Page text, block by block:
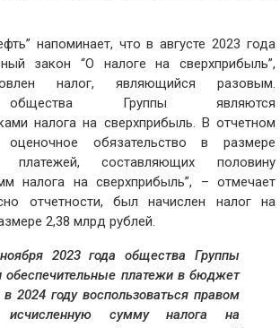
напоминает, что в августе 2023 года
закон “О налоге на сверхприбыль”,
налог, являющийся разовым.
общества Группы являются
налога на сверхприбыль. В отчетном
оценочное обязательство в размере
платежей, составляющих половину
налога на сверхприбыль”, – отмечает
отчетности, был начислен налог на
2,38 млрд рублей.
2023 года общества Группы
обеспечительные платежи в бюджет
2024 году воспользоваться правом
исчисленную сумму налога на